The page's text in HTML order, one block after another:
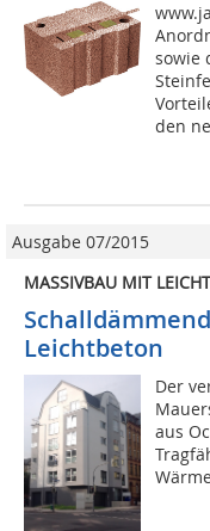
sowie
den
Ausgabe 07/2015
MASSIVBAU MIT
Leichtbeton
Der
aus